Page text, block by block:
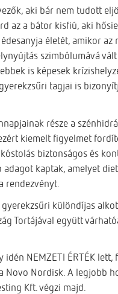
aki bár nem tudott
az a bátor kisfiú, aki
életét, amikor
szimbólumává
is képesek
tagjai is
része a
kiemelt figyelmet
biztonságos és
kaptak, amelyet
rendezvényt.
különdíjas
Tortájával együtt
NEMZETI ÉRTÉK
Novo Nordisk. A legjobb
Kft. végzi majd.